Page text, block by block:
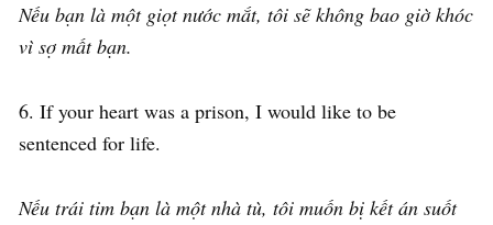
Nếu bạn là một giọt nước mắt, tôi sẽ không bao giờ khóc
vì sợ mất bạn.
6. If your heart was a prison, I would like to be
sentenced for life.
Nếu trái tim bạn là một nhà tù, tôi muốn bị kết án suốt